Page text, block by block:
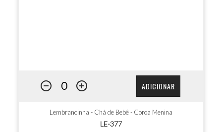
ADICIONAR
Lembrancinha - Chá de Bebê - Coroa Menina
LE-377